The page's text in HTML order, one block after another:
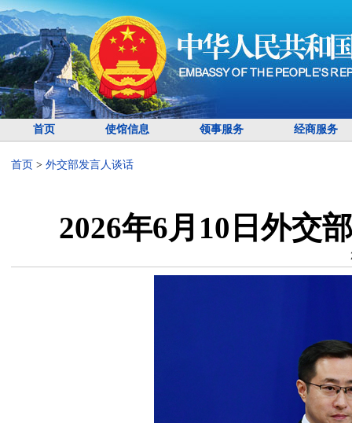
首页 使馆信息 领事服务 经商服务
首页 > 外交部发言人谈话
2026年6月10日外交